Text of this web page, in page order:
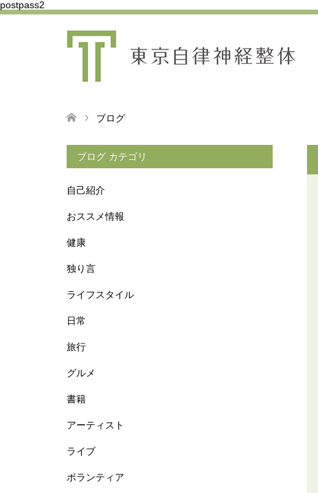
postpass2
ブログ
ブログ カテゴリ
自己紹介
おススメ情報
健康
独り言
ライフスタイル
日常
旅行
グルメ
書籍
アーティスト
ライブ
ボランティア